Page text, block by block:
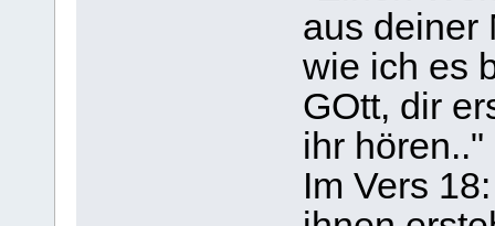
aus deiner
wie ich es
GOtt, dir
ihr hören.."
Im Vers